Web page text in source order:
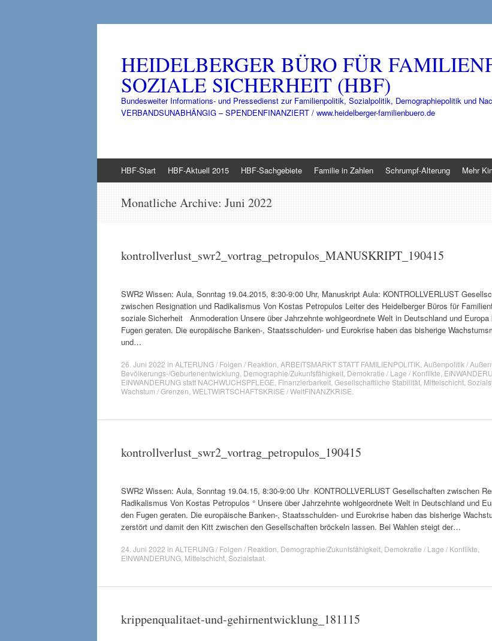
HEIDELBERGER BÜRO FÜR
SOZIALE SICHERHEIT (HBF)
Bundesweiter Informations- und Pressedienst zur Familienpolitik, Sozialpolitik, Demographiepolitik und
VERBANDSUNABHÄNGIG – SPENDENFINANZIERT / www.heidelberger-familienbuero.de
Inhalt
HBF-Start HBF-Aktuell 2015 HBF-Sachgebiete Familie in Zahlen Schrumpf-Alterung Mehr
Monatliche Archive: Juni 2022
kontrollverlust_swr2_vortrag_petropulos_MANUSKRIPT_190415
SWR2 Wissen: Aula, Sonntag 19.04.2015, 8:30-9:00 Uhr, Manuskript Aula: KONTROLLVERLUST
zwischen Resignation und Radikalismus Von Kostas Petropulos Leiter des Heidelberger Büros für
soziale Sicherheit Anmoderation Unsere über Jahrzehnte wohlgeordnete Welt in Deutschland und
Fugen geraten. Die europäische Banken-, Staatsschulden- und Eurokrise haben das bisherige
und…
26. Juni 2022 in ALTERUNG / Folgen / Reaktion ARBEITSMARKT STATT FAMILIENPOLITIK Außenpolitik /
Bevölkerungs-/Geburtenentwicklung Demographie/Zukunfsfähigkeit Demokratie / Lage / Konflikte
EINWANDERUNG statt NACHWUCHSPFLEGE Finanzierbarkeit Gesellschaftliche Stabilität Mittelschicht
Wachstum / Grenzen WELTWIRTSCHAFTSKRISE / WeltFINANZKRISE
kontrollverlust_swr2_vortrag_petropulos_190415
SWR2 Wissen: Aula, Sonntag 19.04.15, 8:30-9:00 Uhr KONTROLLVERLUST Gesellschaften zwischen
Radikalismus Von Kostas Petropulos ° Unsere über Jahrzehnte wohlgeordnete Welt in Deutschland und
den Fugen geraten. Die europäische Banken-, Staatsschulden- und Eurokrise haben das bisherige
zerstört und damit den Kitt zwischen den Gesellschaften bröckeln lassen. Bei Wahlen steigt der…
24. Juni 2022 in ALTERUNG / Folgen / Reaktion Demographie/Zukunfsfähigkeit Demokratie / Lage / Konflikte
EINWANDERUNG Mittelschicht Sozialstaat
krippenqualitaet-und-gehirnentwicklung_181115